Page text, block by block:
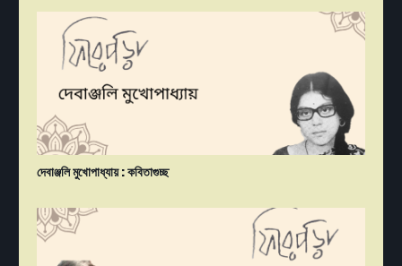
দেবাঞ্জলি মুখোপাধ্যায় : কবিতাগুচ্ছ